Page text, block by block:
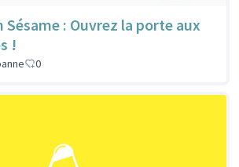
Sésame : Ouvrez la porte aux
!
0